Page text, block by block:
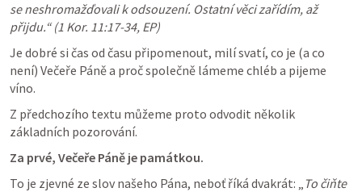
se neshromažďovali k odsouzení. Ostatní věci zařídím, až
přijdu.“ (1 Kor. 11:17-34, EP)
Je dobré si čas od času připomenout, milí svatí, co je (a co
není) Večeře Páně a proč společně lámeme chléb a pijeme
víno.
Z předchozího textu můžeme proto odvodit několik
základních pozorování.
Za prvé, Večeře Páně je památkou.
To je zjevné ze slov našeho Pána, neboť říká dvakrát: „ To čiňte